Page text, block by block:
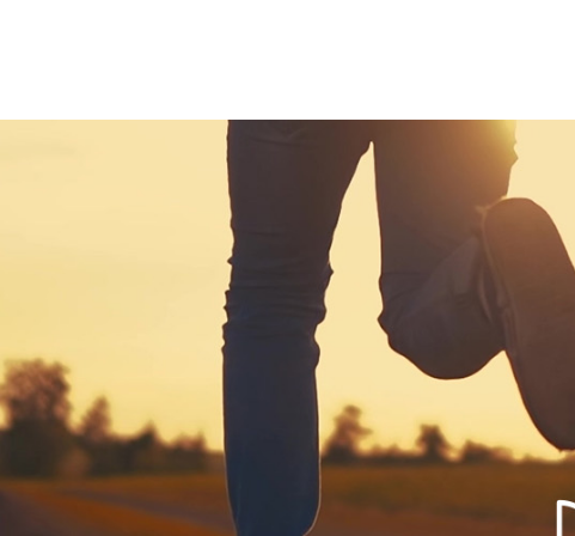
About 商品一覧
Interview インタビュー
Regular Service 定期便特典